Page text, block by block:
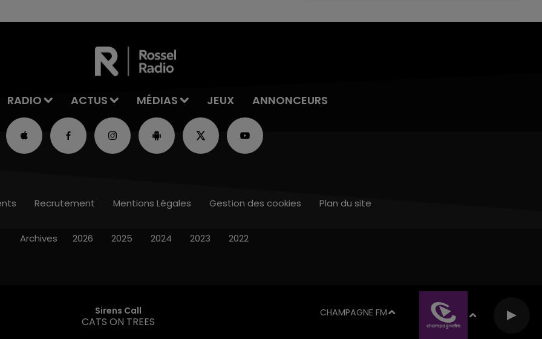
RADIO ACTUS MÉDIAS JEUX ANNONCEURS
Sirens Call
CATS ON TREES
CHAMPAGNE FM
Recrutement Mentions Légales Gestion des cookies Plan du site
Archives 2026 2025 2024 2023 2022